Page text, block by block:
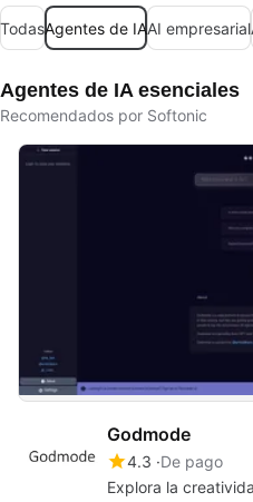
TodasAgentes de IAAI empresarial
Agentes de IA esenciales
Recomendados por Softonic
Godmode
4.3 De pago
Explora la